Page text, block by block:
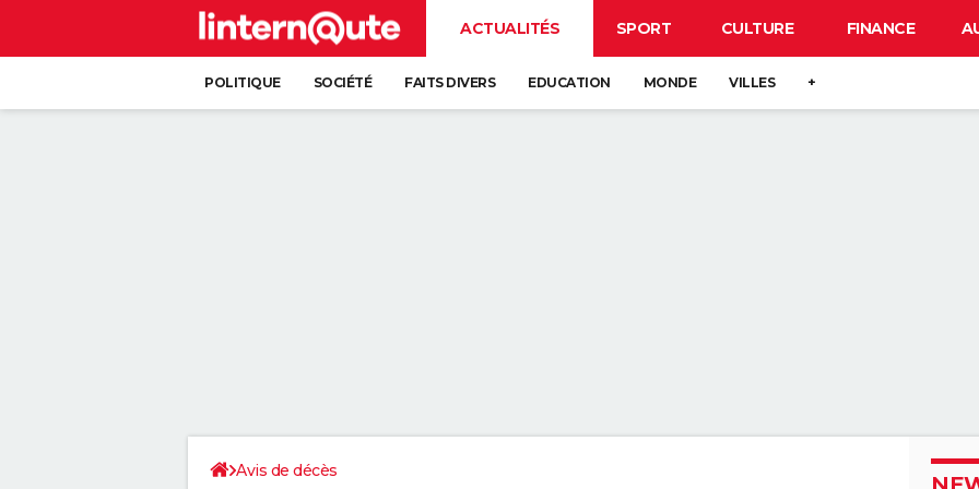
ACTUALITÉS SPORT CULTURE FINANCE
POLITIQUE SOCIÉTÉ FAITS DIVERS EDUCATION MONDE VILLES +
Avis de décès